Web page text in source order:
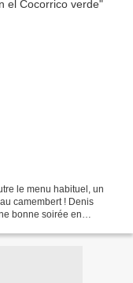
le menu habituel, un
camembert ! Denis
bonne soirée en